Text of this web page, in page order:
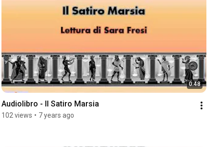
0:48
Audiolibro - Il Satiro Marsia
102 views • 7 years ago